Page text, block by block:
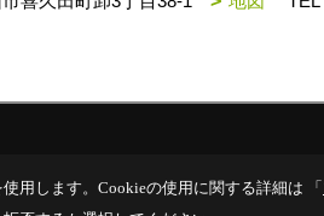
Reserved.
用します。 Cookieの使用に関する詳細は 「